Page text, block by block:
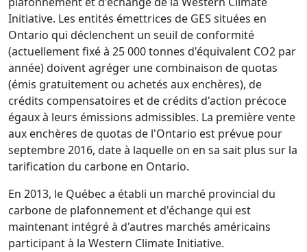
Initiative. Les entités émettrices de GES situées en
Ontario qui déclenchent un seuil de conformité
(actuellement fixé à 25 000 tonnes d'équivalent CO2 par
année) doivent agréger une combinaison de quotas
(émis gratuitement ou achetés aux enchères), de
crédits compensatoires et de crédits d'action précoce
égaux à leurs émissions admissibles. La première vente
aux enchères de quotas de l'Ontario est prévue pour
septembre 2016, date à laquelle on en sa sait plus sur la
tarification du carbone en Ontario.
En 2013, le Québec a établi un marché provincial du
carbone de plafonnement et d'échange qui est
maintenant intégré à d'autres marchés américains
participant à la Western Climate Initiative.